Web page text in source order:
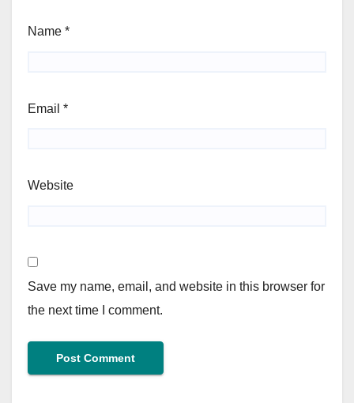
Name *
Email *
Website
Save my name, email, and website in this browser for
the next time I comment.